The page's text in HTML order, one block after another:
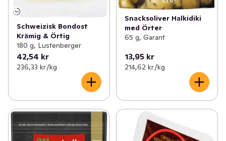
Schweizisk Bondost
Krämig & Örtig
180 g, Lustenberger
42,54 kr
236,33 kr /kg
Snacksoliver Halkidiki
med Örter
65 g, Garant
13,95 kr
214,62 kr /kg